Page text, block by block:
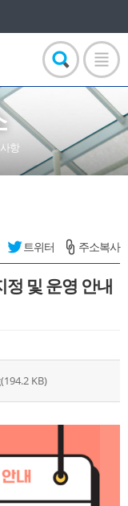
항
트위터 주소복사
및 운영 안내
KB)